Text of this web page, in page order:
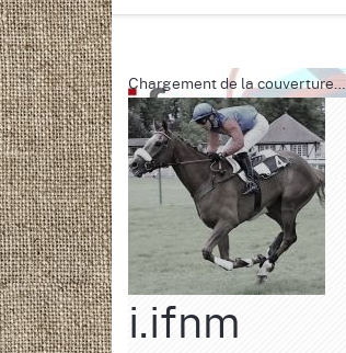
Chargement de la couverture…
i.ifnm